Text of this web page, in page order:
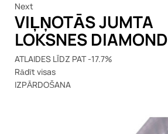
Next
VIĻŅOTĀS JUMTA
LOKSNES DIAMOND
ATLAIDES LĪDZ PAT -17.7%
Rādīt visas
IZPĀRDOŠANA